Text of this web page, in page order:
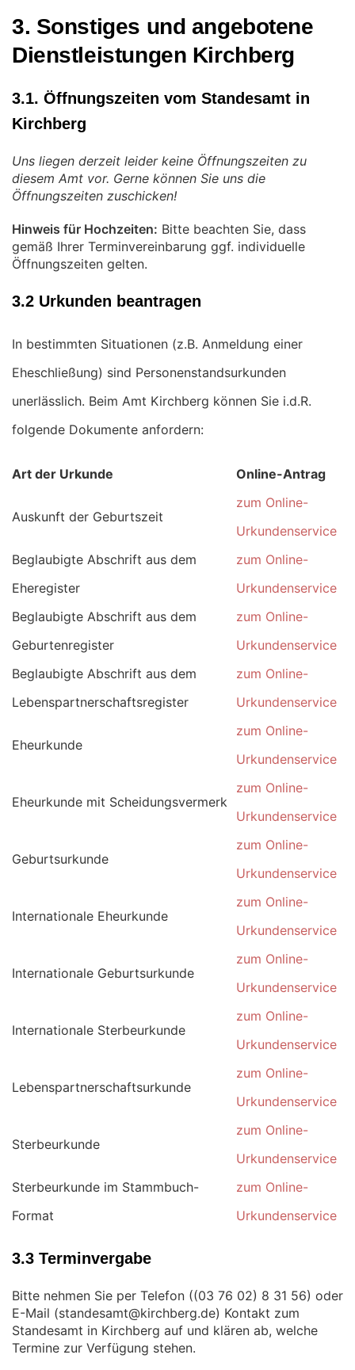
3. Sonstiges und angebotene
Dienstleistungen Kirchberg
3.1. Öffnungszeiten vom Standesamt in
Kirchberg
Uns liegen derzeit leider keine Öffnungszeiten zu
diesem Amt vor. Gerne können Sie uns die
Öffnungszeiten zuschicken!
Hinweis für Hochzeiten: Bitte beachten Sie, dass
gemäß Ihrer Terminvereinbarung ggf. individuelle
Öffnungszeiten gelten.
3.2 Urkunden beantragen
In bestimmten Situationen (z.B. Anmeldung einer
Eheschließung) sind Personenstandsurkunden
unerlässlich. Beim Amt Kirchberg können Sie i.d.R.
folgende Dokumente anfordern:
Art der Urkunde Online-Antrag
Auskunft der Geburtszeit
zum Online-
Urkundenservice
Beglaubigte Abschrift aus dem
Eheregister
zum Online-
Urkundenservice
Beglaubigte Abschrift aus dem
Geburtenregister
zum Online-
Urkundenservice
Beglaubigte Abschrift aus dem
Lebenspartnerschaftsregister
zum Online-
Urkundenservice
Eheurkunde
zum Online-
Urkundenservice
Eheurkunde mit Scheidungsvermerk
zum Online-
Urkundenservice
Geburtsurkunde
zum Online-
Urkundenservice
Internationale Eheurkunde
zum Online-
Urkundenservice
Internationale Geburtsurkunde
zum Online-
Urkundenservice
Internationale Sterbeurkunde
zum Online-
Urkundenservice
Lebenspartnerschaftsurkunde
zum Online-
Urkundenservice
Sterbeurkunde
zum Online-
Urkundenservice
Sterbeurkunde im Stammbuch-
Format
zum Online-
Urkundenservice
3.3 Terminvergabe
Bitte nehmen Sie per Telefon (
) oder
E-Mail (
) Kontakt zum
Standesamt in Kirchberg auf und klären ab, welche
Termine zur Verfügung stehen.